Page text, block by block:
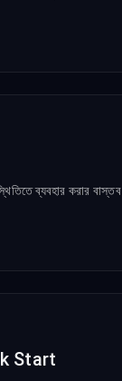
ব্যবহার করার বাস্তব
Start